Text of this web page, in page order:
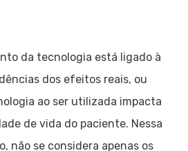
da tecnologia está ligado à
dos efeitos reais, ou
ao ser utilizada impacta
de vida do paciente. Nessa
não se considera apenas os